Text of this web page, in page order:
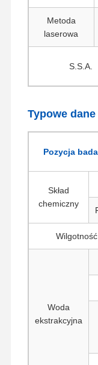
Metoda
laserowa
S.S.A.
Typowe
Pozycja
Skład
chemiczny
Wilgotność
Woda
ekstrakcyjna